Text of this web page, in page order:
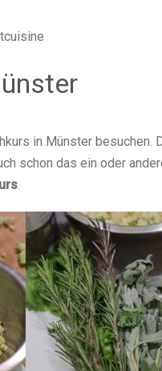
in Münster besuchen.
schon das ein oder
.